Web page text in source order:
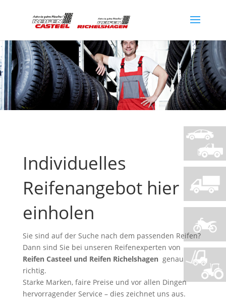
Individuelles
Reifenangebot hier
einholen
Sie sind auf der Suche nach dem passenden Reifen?
Dann sind Sie bei unseren Reifenexperten von
Reifen Casteel und Reifen Richelshagen genau
richtig.
Starke Marken, faire Preise und vor allen Dingen
hervorragender Service – dies zeichnet uns aus.